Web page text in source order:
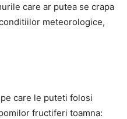
care ar putea se crapa
meteorologice,
care le puteti folosi
fructiferi toamna: